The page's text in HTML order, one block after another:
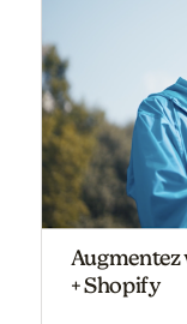
Augmentez
+ Shopify